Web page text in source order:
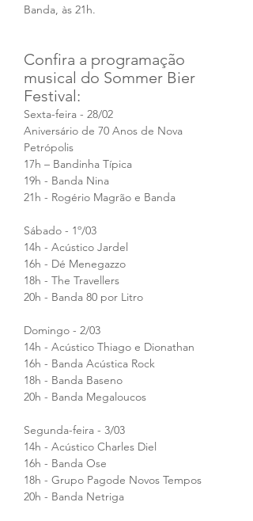
Banda, às 21h.
Confira a programação
musical do Sommer Bier
Festival:
Sexta-feira - 28/02
Aniversário de 70 Anos de Nova
Petrópolis
17h – Bandinha Típica
19h - Banda Nina
21h - Rogério Magrão e Banda
Sábado - 1º/03
14h - Acústico Jardel
16h - Dé Menegazzo
18h - The Travellers
20h - Banda 80 por Litro
Domingo - 2/03
14h - Acústico Thiago e Dionathan
16h - Banda Acústica Rock
18h - Banda Baseno
20h - Banda Megaloucos
Segunda-feira - 3/03
14h - Acústico Charles Diel
16h - Banda Ose
18h - Grupo Pagode Novos Tempos
20h - Banda Netriga